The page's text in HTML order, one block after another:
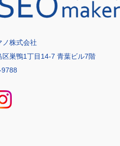
ノ株式会社
区巣鴨1丁目14-7 青葉ビル7階